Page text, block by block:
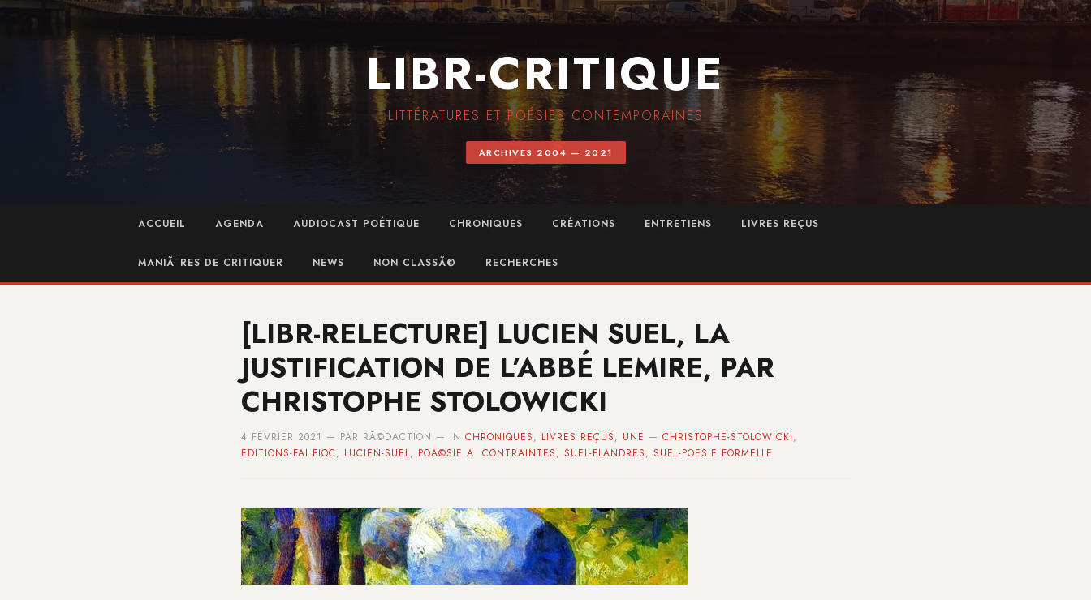
LIBR-CRITIQUE
LITTÉRATURES ET POÉSIES CONTEMPORAINES
ARCHIVES 2004 — 2021
ACCUEIL AGENDA AUDIOCAST POÉTIQUE CHRONIQUES CRÉATIONS ENTRETIENS LIVRES REÇUS
MANIÃ¨RES DE CRITIQUER NEWS NON CLASSÃ© RECHERCHES
[LIBR-RELECTURE] LUCIEN SUEL, LA
JUSTIFICATION DE L’ABBÉ LEMIRE, PAR
CHRISTOPHE STOLOWICKI
4 FÉVRIER 2021 — PAR RÃ©DACTION — IN CHRONIQUES, LIVRES REÇUS, UNE — CHRISTOPHE-STOLOWICKI,
EDITIONS-FAI FIOC, LUCIEN-SUEL, POÃ©SIE Ã CONTRAINTES, SUEL-FLANDRES, SUEL-POESIE FORMELLE